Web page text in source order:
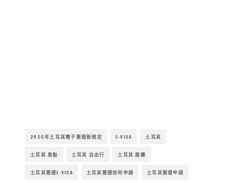
2026年土耳其電子簽證新規定 E-VISA 土耳其
土耳其 景點 土耳其 自由行 土耳其 跟團
土耳其簽證E-VISA 土耳其簽證如何申請 土耳其簽證申請